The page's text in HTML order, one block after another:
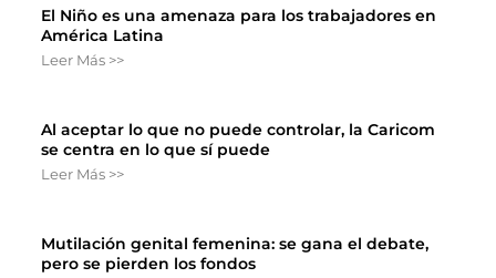
El Niño es una amenaza para los trabajadores en
América Latina
Leer Más >>
Al aceptar lo que no puede controlar, la Caricom
se centra en lo que sí puede
Leer Más >>
Mutilación genital femenina: se gana el debate,
pero se pierden los fondos